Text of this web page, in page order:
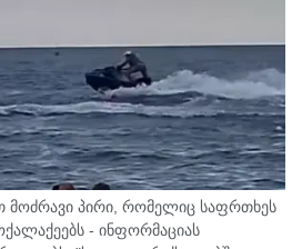
მოძრავი პირი, რომელიც საფრთხეს
- ინფორმაციას